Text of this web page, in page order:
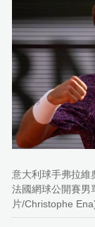
意大利球手弗拉維
法國網球公開賽男
片/Christophe